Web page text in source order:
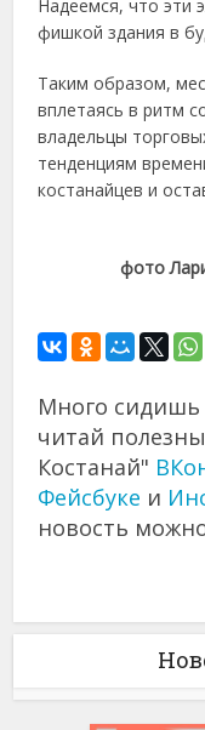
Надеемся, что эти
фишкой здания в
Таким образом,
вплетаясь в ритм
владельцы
тенденциям
костанайцев и
фото
Много сидишь
читай
Костанай"
Фейсбуке и
новость